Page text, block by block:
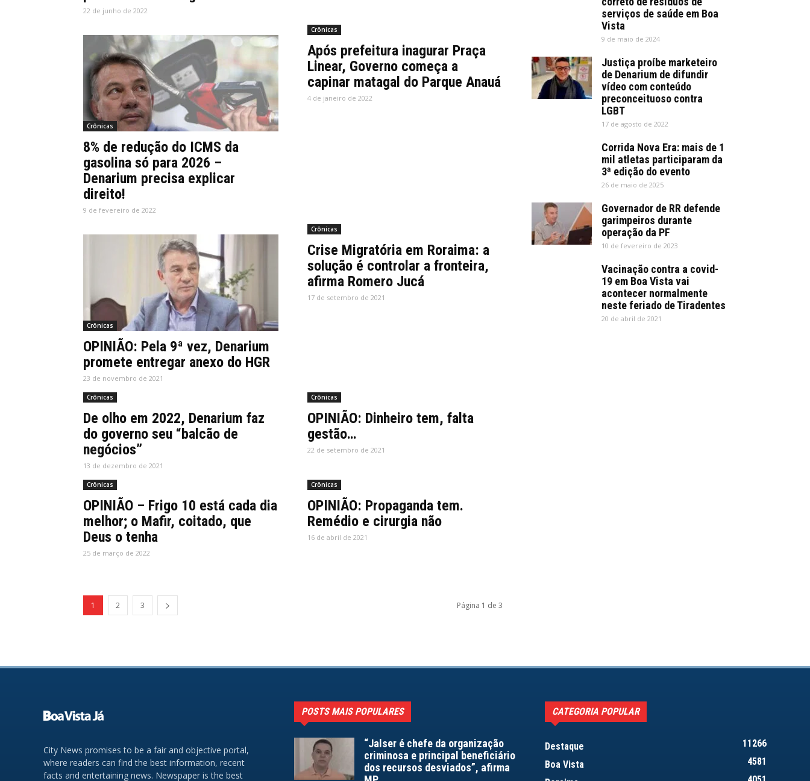
22 de junho de 2022
Crônicas
8% de redução do ICMS da
gasolina só para 2026 –
Denarium precisa explicar
direito!
9 de fevereiro de 2022
Crônicas
Após prefeitura inagurar Praça
Linear, Governo começa a
capinar matagal do Parque Anauá
4 de janeiro de 2022
Crônicas
OPINIÃO: Pela 9ª vez, Denarium
promete entregar anexo do HGR
23 de novembro de 2021
Crônicas
Crise Migratória em Roraima: a
solução é controlar a fronteira,
afirma Romero Jucá
17 de setembro de 2021
Crônicas
De olho em 2022, Denarium faz
do governo seu “balcão de
negócios”
13 de dezembro de 2021
Crônicas
OPINIÃO: Dinheiro tem, falta
gestão…
22 de setembro de 2021
Crônicas
OPINIÃO – Frigo 10 está cada dia
melhor; o Mafir, coitado, que
Deus o tenha
25 de março de 2022
Crônicas
OPINIÃO: Propaganda tem.
Remédio e cirurgia não
16 de abril de 2021
1 2 3 Página 1 de 3
serviços de saúde em Boa
Vista
9 de maio de 2024
Justiça proíbe marketeiro
de Denarium de difundir
vídeo com conteúdo
preconceituoso contra
LGBT
17 de agosto de 2022
Corrida Nova Era: mais de 1
mil atletas participaram da
3ª edição do evento
26 de maio de 2025
Governador de RR defende
garimpeiros durante
operação da PF
10 de fevereiro de 2023
Vacinação contra a covid-
19 em Boa Vista vai
acontecer normalmente
neste feriado de Tiradentes
20 de abril de 2021
City News promises to be a fair and objective portal,
where readers can find the best information, recent
facts and entertaining news. Newspaper is the best
POSTS MAIS POPULARES
“Jalser é chefe da organização
criminosa e principal beneficiário
dos recursos desviados”, afirma
CATEGORIA POPULAR
Destaque
11266
Boa Vista
4581